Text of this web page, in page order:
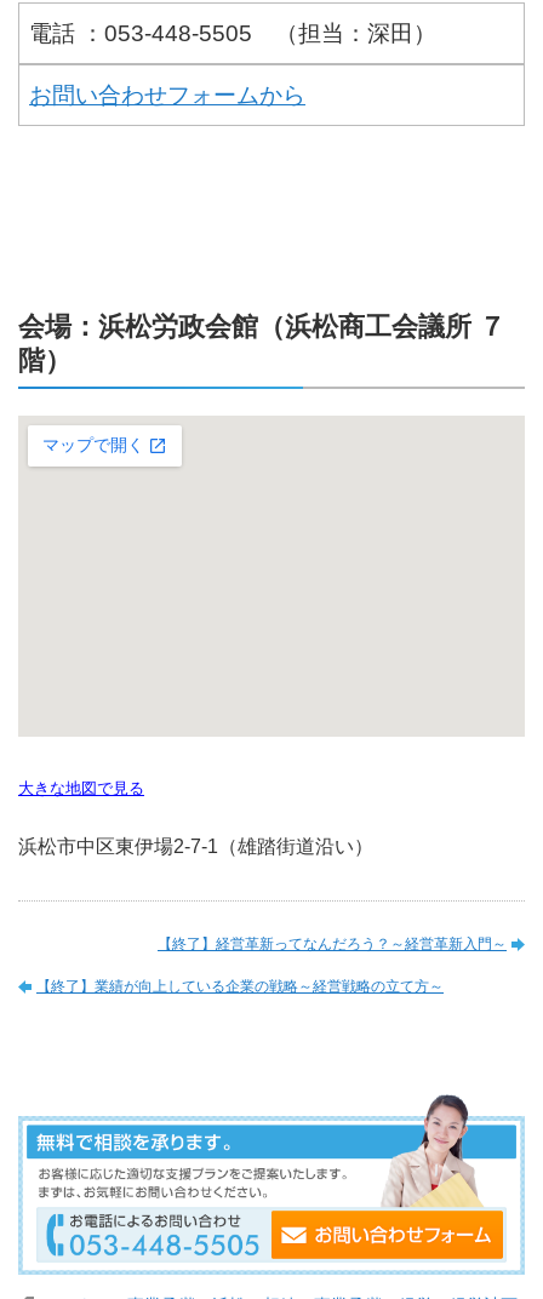
電話 ：053-448-5505 （担当：深田）
お問い合わせフォームから
会場：浜松労政会館（浜松商工会議所 ７
階）
大きな地図で見る
浜松市中区東伊場2-7-1（雄踏街道沿い）
【終了】経営革新ってなんだろう？～経営革新入門～
【終了】業績が向上している企業の戦略～経営戦略の立て方～